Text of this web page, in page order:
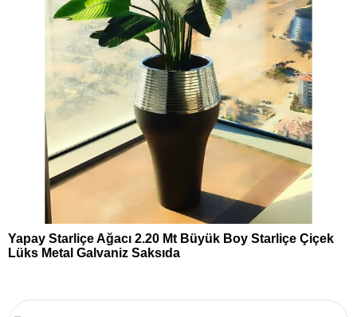
Yapay Starliçe Ağacı 2.20 Mt Büyük Boy Starliçe Çiçek
Lüks Metal Galvaniz Saksıda